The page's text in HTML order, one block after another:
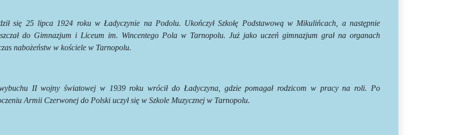
się 25 lipca 1924 roku w Ładyczynie na Podolu. Ukończył Szkołę Podstawową w Mikulińcach, a następnie
do Gimnazjum i Liceum im. Wincentego Pola w Tarnopolu. Już jako uczeń gimnazjum grał na organach
nabożeństw w kościele w Tarnopolu.
II wojny światowej w 1939 roku wrócił do Ładyczyna, gdzie pomagał rodzicom w pracy na roli. Po
Armii Czerwonej do Polski uczył się w Szkole Muzycznej w Tarnopolu.